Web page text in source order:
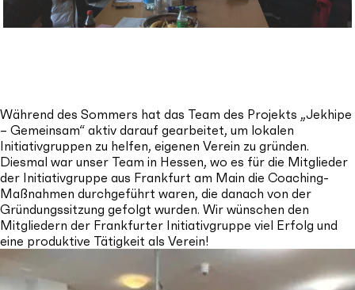
Während des Sommers hat das Team des Projekts „Jekhipe
– Gemeinsam“ aktiv darauf gearbeitet, um lokalen
Initiativgruppen zu helfen, eigenen Verein zu gründen.
Diesmal war unser Team in Hessen, wo es für die Mitglieder
der Initiativgruppe aus Frankfurt am Main die Coaching-
Maßnahmen durchgeführt waren, die danach von der
Gründungssitzung gefolgt wurden. Wir wünschen den
Mitgliedern der Frankfurter Initiativgruppe viel Erfolg und
eine produktive Tätigkeit als Verein!